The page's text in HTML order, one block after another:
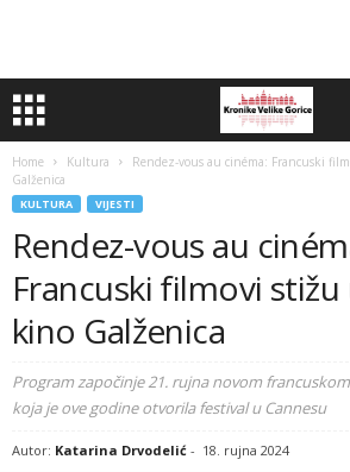
Home Kultura
Rendez-vous au cinéma: Francuski
Galženica
KULTURA VIJESTI
Rendez-vous au
Francuski filmovi stižu
kino Galženica
Program započinje 21. rujna novom
koja je ove godine otvorila festival u Cannesu
Autor: Katarina Drvodelić - 18. rujna 2024